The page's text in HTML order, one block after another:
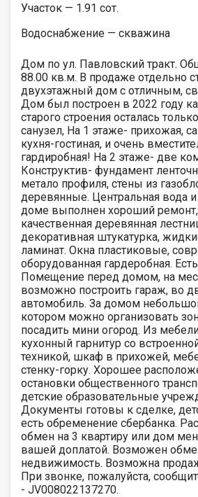
Участок — 1.91 сот.
Водоснабжение — скважина
Дом по ул. Павловский тракт.
88.00 кв.м. В продаже отдельно
двухэтажный дом с отличным,
Дом был построен в 2022 году
старого строения осталась
санузел, На 1 этаже- прихожая,
кухня-гостиная, и очень
гардиробная! На 2 этаже- две
Конструктив- фундамент
метало профиля, стены из
деревянные. Центральная вода и
доме выполнен хороший ремонт,
качественная деревянная
декоративная штукатурка,
ламинат. Окна пластиковые,
оборудованная гардеробная.
Помещение перед домом, на
возможно построить гараж, во
автомобиль. За домом
котором можно организовать
посадить мини огород. Из
кухонный гарнитур со
техникой, шкаф в прихожей,
стенку-горку. Хорошее
остановки общественного
детские образовательные
Документы готовы к сделке,
есть обременение сбербанка.
обмен на 3 квартиру или дом
вашей доплатой. Возможен
недвижимость. Возможна
При звонке, пожалуйста,
- JV008022137270.